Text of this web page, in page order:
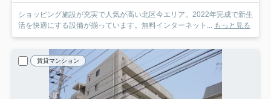
ショッピング施設が充実で人気が高い北区今エリア。2022年完成で新生
活を快適にする設備が揃っています。無料インターネット...
もっと見る
賃貸マンション